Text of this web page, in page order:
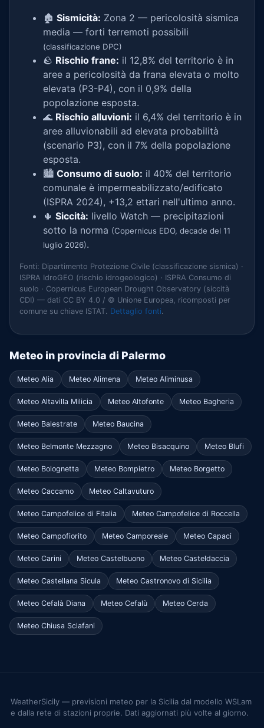
🏚️ Sismicità: Zona 2 — pericolosità sismica
media — forti terremoti possibili
(classificazione DPC)
🪨 Rischio frane: il 12,8% del territorio è in
aree a pericolosità da frana elevata o molto
elevata (P3-P4), con il 0,9% della
popolazione esposta.
🌊 Rischio alluvioni: il 6,4% del territorio è in
aree alluvionabili ad elevata probabilità
(scenario P3), con il 7% della popolazione
esposta.
🏙️ Consumo di suolo: il 40% del territorio
comunale è impermeabilizzato/edificato
(ISPRA 2024), +13,2 ettari nell'ultimo anno.
🌵 Siccità: livello Watch — precipitazioni
sotto la norma (Copernicus EDO, decade del 11
luglio 2026).
Fonti: Dipartimento Protezione Civile (classificazione sismica) ·
ISPRA IdroGEO (rischio idrogeologico) · ISPRA Consumo di
suolo · Copernicus European Drought Observatory (siccità
CDI) — dati CC BY 4.0 / © Unione Europea, ricomposti per
comune su chiave ISTAT. Dettaglio fonti.
Meteo in provincia di Palermo
Meteo Alia Meteo Alimena Meteo Aliminusa
Meteo Altavilla Milicia Meteo Altofonte Meteo Bagheria
Meteo Balestrate Meteo Baucina
Meteo Belmonte Mezzagno Meteo Bisacquino Meteo Blufi
Meteo Bolognetta Meteo Bompietro Meteo Borgetto
Meteo Caccamo Meteo Caltavuturo
Meteo Campofelice di Fitalia Meteo Campofelice di Roccella
Meteo Campofiorito Meteo Camporeale Meteo Capaci
Meteo Carini Meteo Castelbuono Meteo Casteldaccia
Meteo Castellana Sicula Meteo Castronovo di Sicilia
Meteo Cefalà Diana Meteo Cefalù Meteo Cerda
Meteo Chiusa Sclafani
WeatherSicily — previsioni meteo per la Sicilia dal modello WSLam
e dalla rete di stazioni proprie. Dati aggiornati più volte al giorno.